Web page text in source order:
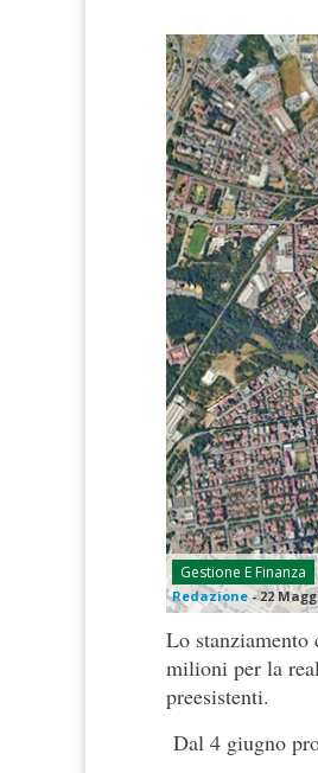
Gestione E Finanza
Redazione - 22
Lo
milioni per la
preesistenti.
Dal 4 giugno